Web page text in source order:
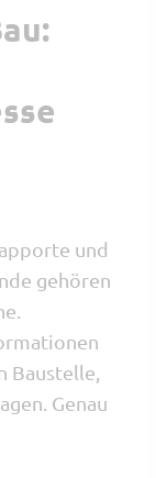
und
gehören
Baustelle,
Genau